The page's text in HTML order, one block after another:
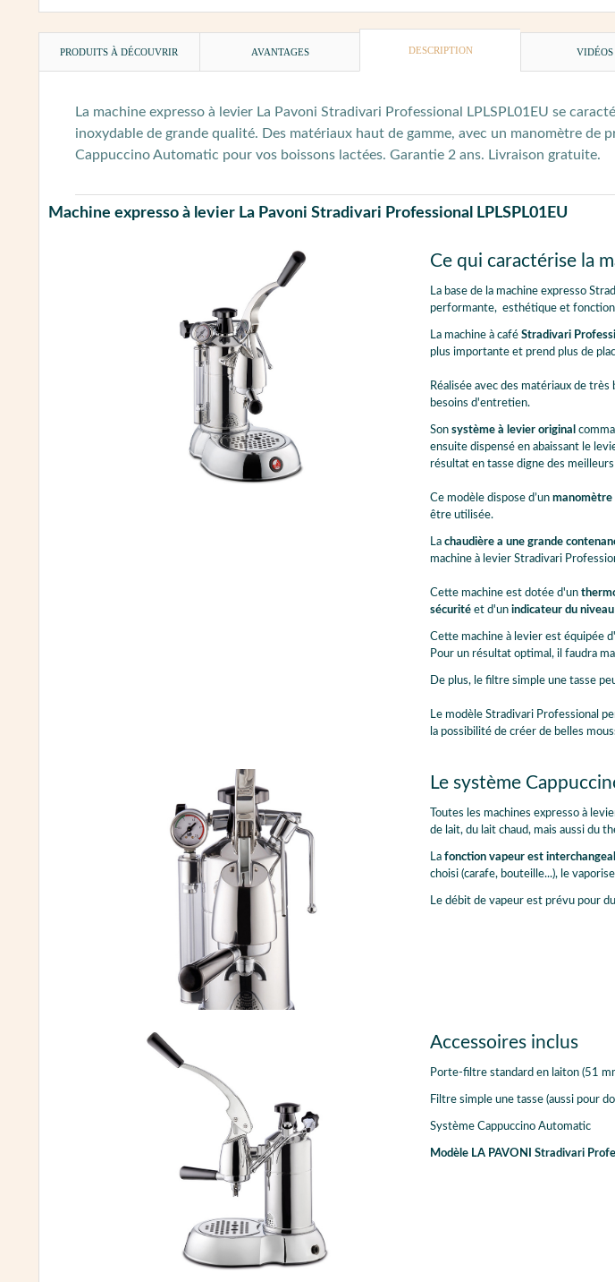
PRODUITS À DÉCOUVRIR AVANTAGES DESCRIPTION VIDÉOS
La machine expresso à levier La Pavoni Stradivari Professional LPLSPL01EU se
inoxydable de grande qualité. Des matériaux haut de gamme, avec un manomètre de
Cappuccino Automatic pour vos boissons lactées. Garantie 2 ans. Livraison gratuite.
Machine expresso à levier La Pavoni Stradivari Professional LPLSPL01EU
Ce qui caractérise la
La base de la machine expresso
performante, esthétique et
La machine à café Stradivari
plus importante et prend plus de
Réalisée avec des matériaux de
besoins d'entretien.
Son système à levier original
ensuite dispensé en abaissant le
résultat en tasse digne des
Ce modèle dispose d’un manomètre
être utilisée.
La chaudière a une grande
machine à levier Stradivari
Cette machine est dotée d'un
sécuritéet d'un indicateur du
Cette machine à levier est équipée
Pour un résultat optimal, il faudra
De plus, le filtre simple une tasse
Le modèle Stradivari Professional
la possibilité de créer de belles
Le système
Toutes les machines expresso à
de lait, du lait chaud, mais aussi du
La fonction vapeur est
choisi (carafe, bouteille...), le
Le débit de vapeur est prévu pour
Accessoires inclus
Porte-filtre standard en laiton (51
Filtre simple une tasse (aussi pour
Système Cappuccino Automatic
Modèle LA PAVONI Stradivari